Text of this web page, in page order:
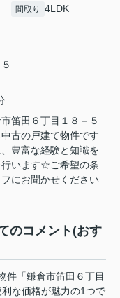
間取り 4LDK
笛田６丁目１８－５
古の戸建て物件です
豊富な経験と知識を
います☆ご希望の条
にお聞かせください
のコメント(おす
件「鎌倉市笛田６丁目
な価格が魅力の1つで